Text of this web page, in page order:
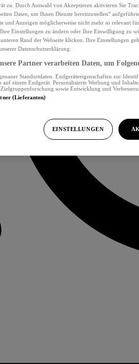
zu. Durch Auswahl von Akzeptieren aktivieren Sie
Daten, um Ihnen Dienste bereitzustellen“
und Anzeigen möglicherweise nicht mehr so relevant
Einstellungen zu ändern oder Ihre Einwilligung zu
Rand der Webseite klicken. Ihre Einstellungen
Datenschutzerklärung.
Partner verarbeiten Daten, um
Standortdaten. Endgeräteeigenschaften zur
einem Endgerät. Personalisierte Werbung und
sowie Entwicklung und
(Lieferanten)
EINSTELLUNGEN